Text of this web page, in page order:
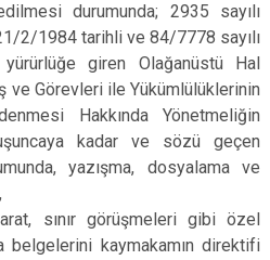
durumunda; 2935 sayılı
2/1984 tarihli ve 84/7778 sayılı
yürürlüğe giren Olağanüstü Hal
ve Görevleri ile Yükümlülüklerinin
Hakkında Yönetmeliğin
kadar ve sözü geçen
yazışma, dosyalama ve
sınır görüşmeleri gibi özel
belgelerini kaymakamın direktifi